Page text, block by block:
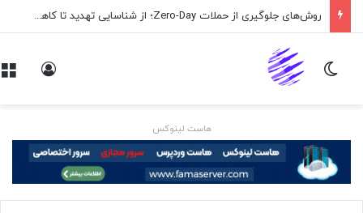
روش‌های جلوگیری از حملات Zero-Day؛ از شناسایی تهدید تا کاهش ریسک
تغییر پوسته
هاست لینوکس